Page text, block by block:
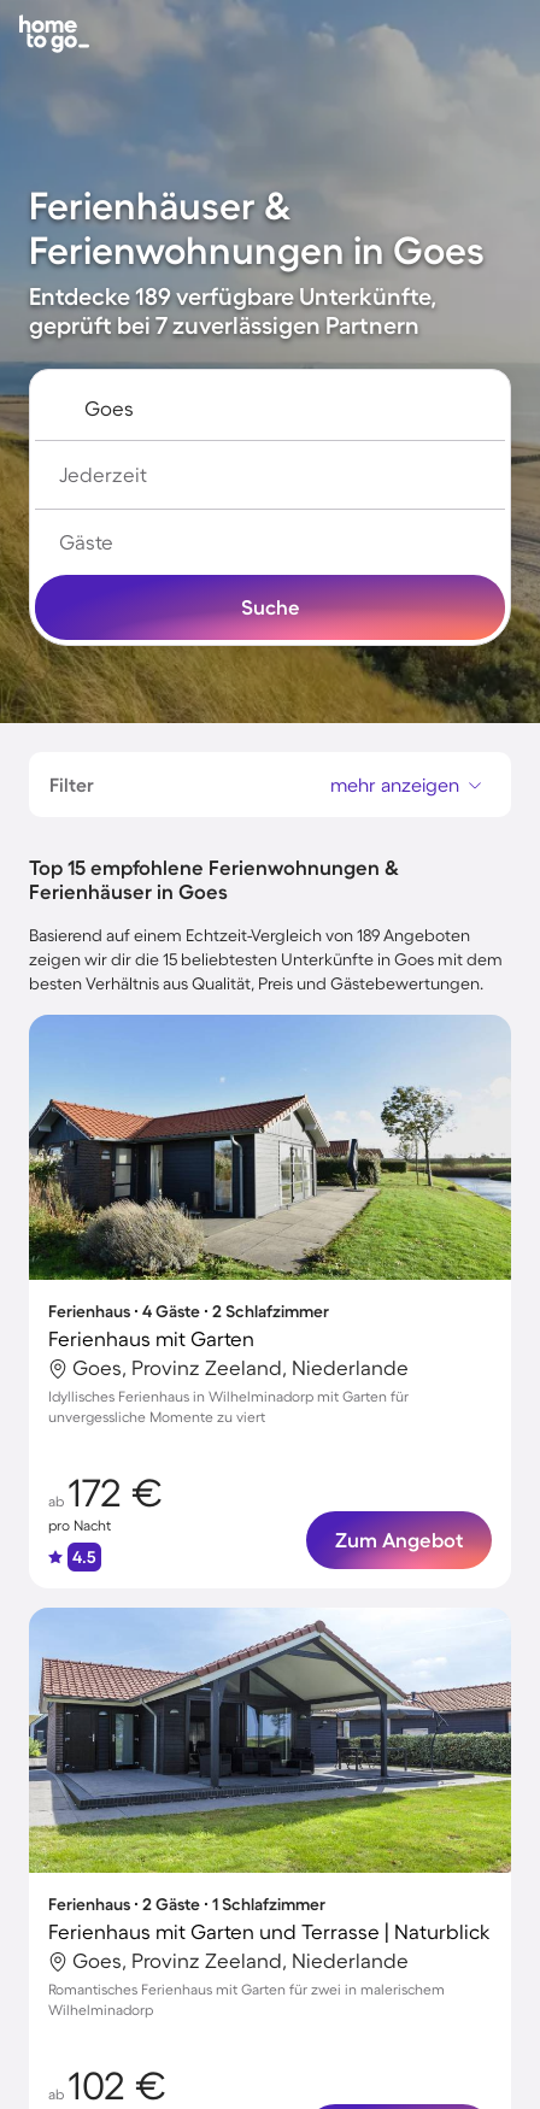
Ferienhäuser &
Ferienwohnungen in Goes
Entdecke 189 verfügbare Unterkünfte,
geprüft bei 7 zuverlässigen Partnern
Jederzeit
Gäste
Suche
Filter mehr anzeigen
Top 15 empfohlene Ferienwohnungen &
Ferienhäuser in Goes
Basierend auf einem Echtzeit-Vergleich von 189 Angeboten
zeigen wir dir die 15 beliebtesten Unterkünfte in Goes mit dem
besten Verhältnis aus Qualität, Preis und Gästebewertungen.
Ferienhaus ∙ 4 Gäste ∙ 2 Schlafzimmer
Ferienhaus mit Garten
Goes, Provinz Zeeland, Niederlande
Idyllisches Ferienhaus in Wilhelminadorp mit Garten für
unvergessliche Momente zu viert
ab 172 €
pro Nacht
4.5
Zum Angebot
Ferienhaus ∙ 2 Gäste ∙ 1 Schlafzimmer
Ferienhaus mit Garten und Terrasse | Naturblick
Goes, Provinz Zeeland, Niederlande
Romantisches Ferienhaus mit Garten für zwei in malerischem
Wilhelminadorp
ab 102 €